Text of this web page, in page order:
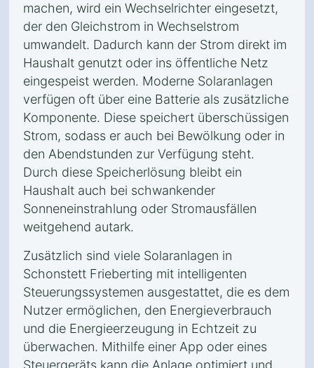
machen, wird ein Wechselrichter eingesetzt,
der den Gleichstrom in Wechselstrom
umwandelt. Dadurch kann der Strom direkt im
Haushalt genutzt oder ins öffentliche Netz
eingespeist werden. Moderne Solaranlagen
verfügen oft über eine Batterie als zusätzliche
Komponente. Diese speichert überschüssigen
Strom, sodass er auch bei Bewölkung oder in
den Abendstunden zur Verfügung steht.
Durch diese Speicherlösung bleibt ein
Haushalt auch bei schwankender
Sonneneinstrahlung oder Stromausfällen
weitgehend autark.
Zusätzlich sind viele Solaranlagen in
Schonstett Frieberting mit intelligenten
Steuerungssystemen ausgestattet, die es dem
Nutzer ermöglichen, den Energieverbrauch
und die Energieerzeugung in Echtzeit zu
überwachen. Mithilfe einer App oder eines
Steuergeräts kann die Anlage optimiert und